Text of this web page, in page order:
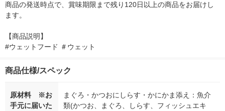
商品の発送時点で、賞味期限まで残り120日以上の商品をお届けし
ます。
【商品説明】
#ウェットフード ＃ウェット
商品仕様/スペック
原材料 ※お
手元に届いた
まぐろ・かつおにしらす・かにかま添え：魚介
類(かつお、まぐろ、しらす、フィッシュエキ